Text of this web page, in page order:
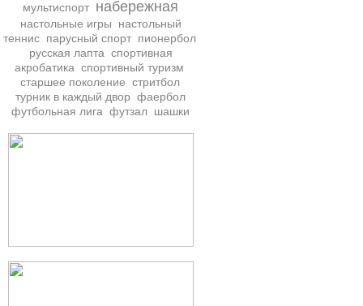
мультиспорт набережная
настольные игры
настольный
теннис парусный спорт пионербол
русская лапта спортивная
акробатика спортивный туризм
старшее поколение стритбол
турник в каждый двор фаербол
футбольная лига футзал шашки